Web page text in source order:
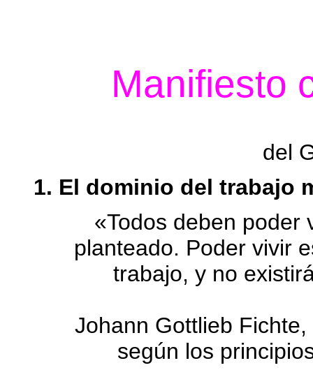
Manifiesto
del
1. El dominio del trabajo
«Todos deben poder
planteado. Poder vivir
trabajo, y no
Johann Gottlieb
según los